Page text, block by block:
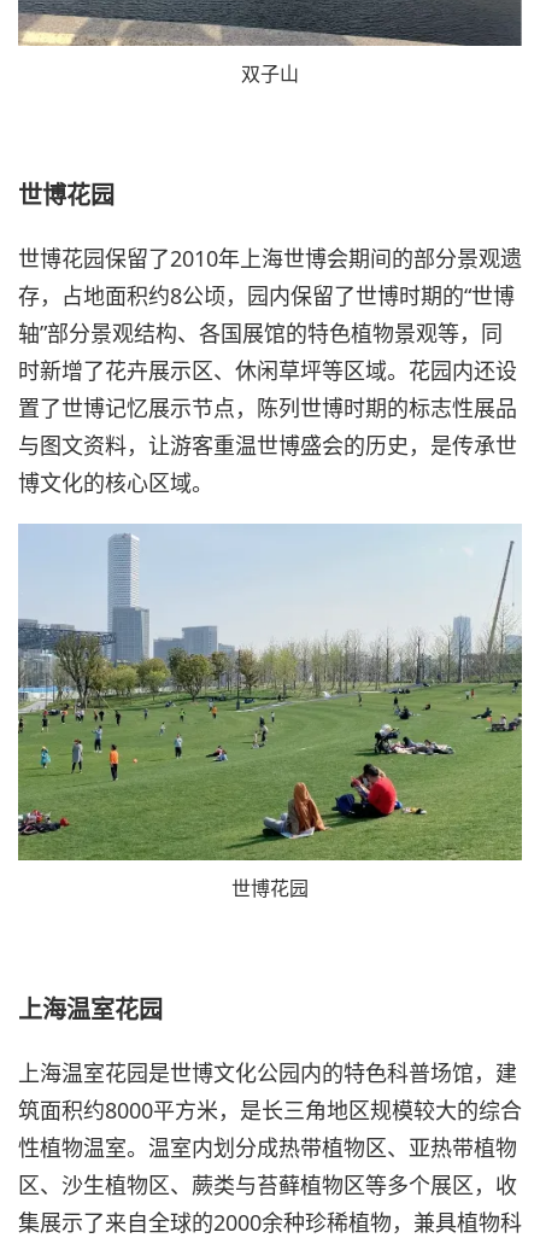
双子山
世博花园
世博花园保留了2010年上海世博会期间的部分景观遗
存，占地面积约8公顷，园内保留了世博时期的“世博
轴”部分景观结构、各国展馆的特色植物景观等，同
时新增了花卉展示区、休闲草坪等区域。花园内还设
置了世博记忆展示节点，陈列世博时期的标志性展品
与图文资料，让游客重温世博盛会的历史，是传承世
博文化的核心区域。
世博花园
上海温室花园
上海温室花园是世博文化公园内的特色科普场馆，建
筑面积约8000平方米，是长三角地区规模较大的综合
性植物温室。温室内划分成热带植物区、亚热带植物
区、沙生植物区、蕨类与苔藓植物区等多个展区，收
集展示了来自全球的2000余种珍稀植物，兼具植物科